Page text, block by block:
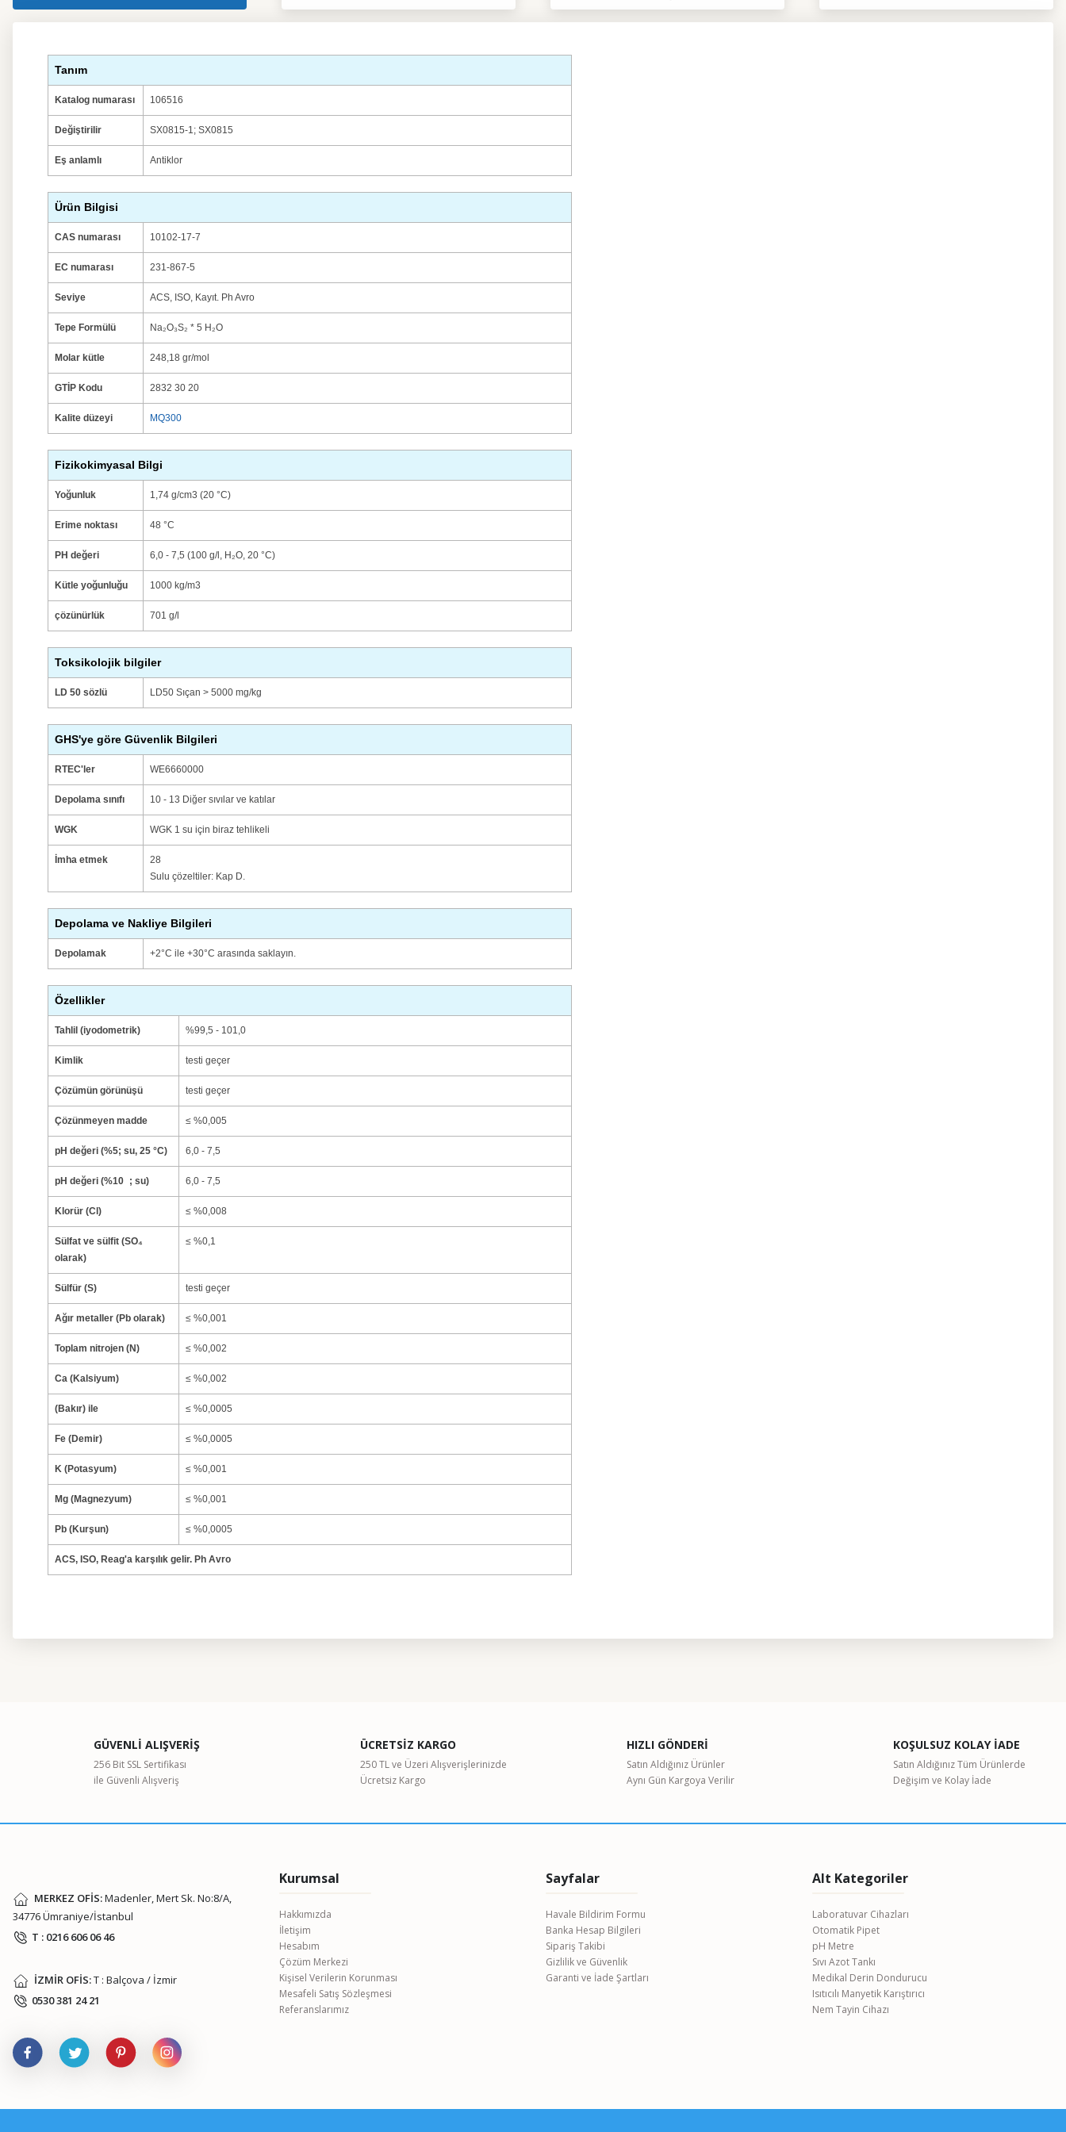
Tanım
Katalog numarası 106516
Değiştirilir SX0815-1; SX0815
Eş anlamlı Antiklor
Ürün Bilgisi
CAS numarası 10102-17-7
EC numarası 231-867-5
Seviye ACS, ISO, Kayıt. Ph Avro
Tepe Formülü Na₂O₃S₂ * 5 H₂O
Molar kütle 248,18 gr/mol
GTİP Kodu 2832 30 20
Kalite düzeyi MQ300
Fizikokimyasal Bilgi
Yoğunluk 1,74 g/cm3 (20 °C)
Erime noktası 48 °C
PH değeri 6,0 - 7,5 (100 g/l, H₂O, 20 °C)
Kütle yoğunluğu 1000 kg/m3
çözünürlük 701 g/l
Toksikolojik bilgiler
LD 50 sözlü LD50 Sıçan > 5000 mg/kg
GHS'ye göre Güvenlik Bilgileri
RTEC'ler WE6660000
Depolama sınıfı 10 - 13 Diğer sıvılar ve katılar
WGK WGK 1 su için biraz tehlikeli
İmha etmek
28
Sulu çözeltiler: Kap D.
Depolama ve Nakliye Bilgileri
Depolamak +2°C ile +30°C arasında saklayın.
Özellikler
Tahlil (iyodometrik) %99,5 - 101,0
Kimlik testi geçer
Çözümün görünüşü testi geçer
Çözünmeyen madde ≤ %0,005
pH değeri (%5; su, 25 °C) 6,0 - 7,5
pH değeri (%10 ; su) 6,0 - 7,5
Klorür (Cl) ≤ %0,008
Sülfat ve sülfit (SO₄
olarak)
≤ %0,1
Sülfür (S) testi geçer
Ağır metaller (Pb olarak) ≤ %0,001
Toplam nitrojen (N) ≤ %0,002
Ca (Kalsiyum) ≤ %0,002
(Bakır) ile ≤ %0,0005
Fe (Demir) ≤ %0,0005
K (Potasyum) ≤ %0,001
Mg (Magnezyum) ≤ %0,001
Pb (Kurşun) ≤ %0,0005
ACS, ISO, Reag'a karşılık gelir. Ph Avro
Ürün açıklamasında eksik bilgiler bulunuyor.
Ürün bilgilerinde hatalar bulunuyor.
Gönder
GÜVENLİ ALIŞVERİŞ
256 Bit SSL Sertifikası
ile Güvenli Alışveriş
ÜCRETSİZ KARGO
250 TL ve Üzeri Alışverişlerinizde
Ücretsiz Kargo
HIZLI GÖNDERİ
Satın Aldığınız Ürünler
Aynı Gün Kargoya Verilir
KOŞULSUZ KOLAY İADE
Satın Aldığınız Tüm Ürünlerde
Değişim ve Kolay İade
MERKEZ OFİS:Madenler, Mert Sk. No:8/A,
34776 Ümraniye/İstanbul
T : 0216 606 06 46
İZMİR OFİS:T : Balçova / İzmir
0530 381 24 21
Kurumsal
Hakkımızda
İletişim
Hesabım
Çözüm Merkezi
Kişisel Verilerin Korunması
Mesafeli Satış Sözleşmesi
Referanslarımız
Sayfalar
Havale Bildirim Formu
Banka Hesap Bilgileri
Sipariş Takibi
Gizlilik ve Güvenlik
Garanti ve İade Şartları
Alt Kategoriler
Laboratuvar Cihazları
Otomatik Pipet
pH Metre
Sıvı Azot Tankı
Medikal Derin Dondurucu
Isıtıcılı Manyetik Karıştırıcı
Nem Tayin Cihazı